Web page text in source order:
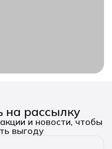
на рассылку
и новости, чтобы
выгоду